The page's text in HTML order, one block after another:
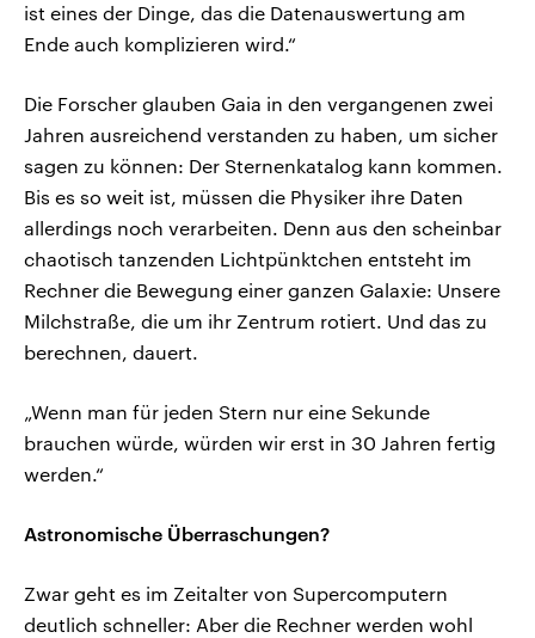
ist eines der Dinge, das die Datenauswertung am
Ende auch komplizieren wird.“
Die Forscher glauben Gaia in den vergangenen zwei
Jahren ausreichend verstanden zu haben, um sicher
sagen zu können: Der Sternenkatalog kann kommen.
Bis es so weit ist, müssen die Physiker ihre Daten
allerdings noch verarbeiten. Denn aus den scheinbar
chaotisch tanzenden Lichtpünktchen entsteht im
Rechner die Bewegung einer ganzen Galaxie: Unsere
Milchstraße, die um ihr Zentrum rotiert. Und das zu
berechnen, dauert.
„Wenn man für jeden Stern nur eine Sekunde
brauchen würde, würden wir erst in 30 Jahren fertig
werden.“
Astronomische Überraschungen?
Zwar geht es im Zeitalter von Supercomputern
deutlich schneller: Aber die Rechner werden wohl